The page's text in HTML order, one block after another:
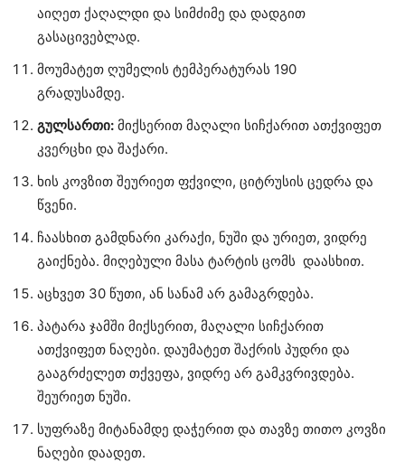
აიღეთ ქაღალდი და სიმძიმე და დადგით
გასაცივებლად.
მოუმატეთ ღუმელის ტემპერატურას 190
გრადუსამდე.
გულსართი: მიქსერით მაღალი სიჩქარით ათქვიფეთ
კვერცხი და შაქარი.
ხის კოვზით შეურიეთ ფქვილი, ციტრუსის ცედრა და
წვენი.
ჩაასხით გამდნარი კარაქი, ნუში და ურიეთ, ვიდრე
გაიქნება. მიღებული მასა ტარტის ცომს დაასხით.
აცხვეთ 30 წუთი, ან სანამ არ გამაგრდება.
პატარა ჯამში მიქსერით, მაღალი სიჩქარით
ათქვიფეთ ნაღები. დაუმატეთ შაქრის პუდრი და
გააგრძელეთ თქვეფა, ვიდრე არ გამკვრივდება.
შეურიეთ ნუში.
სუფრაზე მიტანამდე დაჭერით და თავზე თითო კოვზი
ნაღები დაადეთ.